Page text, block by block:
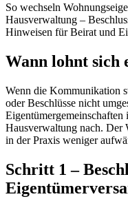
So wechseln
Hausverwaltung –
Hinweisen für Beirat und
Wann lohnt sich
Wenn die Kommunikation
oder Beschlüsse nicht
Eigentümergemeinschaften
Hausverwaltung nach. Der
in der Praxis weniger
Schritt 1 –